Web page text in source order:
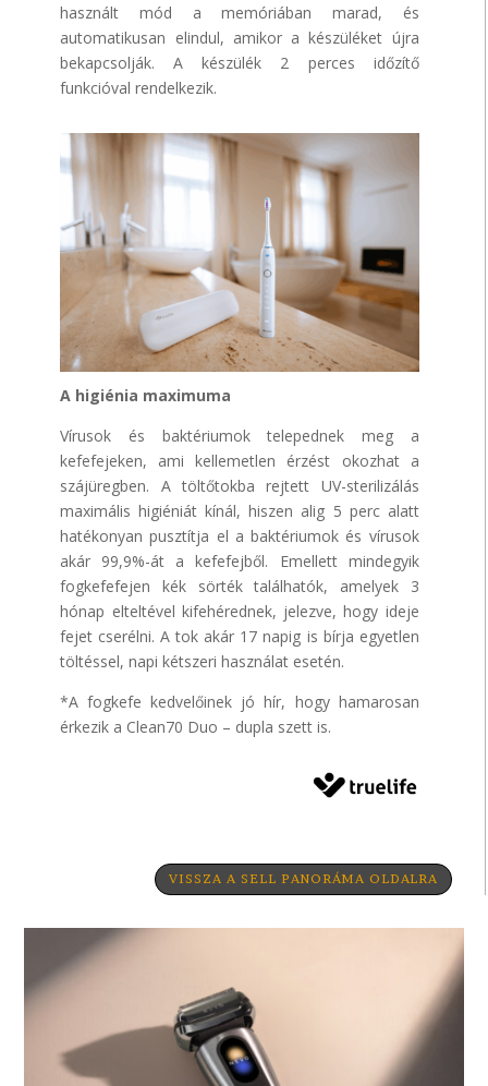
használt mód a memóriában marad, és
automatikusan elindul, amikor a készüléket újra
bekapcsolják. A készülék 2 perces időzítő
funkcióval rendelkezik.
A higiénia maximuma
Vírusok és baktériumok telepednek meg a
kefefejeken, ami kellemetlen érzést okozhat a
szájüregben. A töltőtokba rejtett UV-sterilizálás
maximális higiéniát kínál, hiszen alig 5 perc alatt
hatékonyan pusztítja el a baktériumok és vírusok
akár 99,9%-át a kefefejből. Emellett mindegyik
fogkefefejen kék sörték találhatók, amelyek 3
hónap elteltével kifehérednek, jelezve, hogy ideje
fejet cserélni. A tok akár 17 napig is bírja egyetlen
töltéssel, napi kétszeri használat esetén.
*A fogkefe kedvelőinek jó hír, hogy hamarosan
érkezik a Clean70 Duo – dupla szett is.
VISSZA A SELL PANORÁMA OLDALRA